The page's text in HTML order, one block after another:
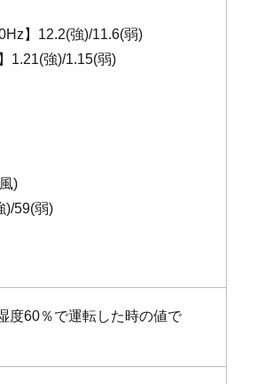
】12.2(強)/11.6(弱)
1.21(強)/1.15(弱)
)
)/59(弱)
度60％で運転した時の値で